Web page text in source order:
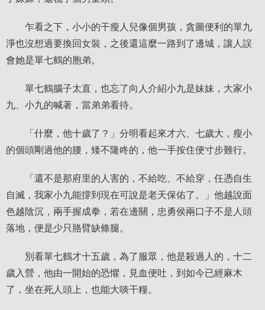
乍看之下，小小的干瘦人兒像個男孩，貪圖便利的單九
淨也沒想過要換回女裝，之後還這麼一路到了邊城，讓人誤
會她是單七鶴的胞弟。
單七鶴腦子太直，也忘了向人介紹小九是妹妹，大家小
九、小九的喊著，當弟弟看待。
「什麼，他十歲了？」分明看起來才六、七歲大，瘦小
的個頭剛過他的腰，矮不隆咚的，他一手按住便寸步難行。
「還不是那府里的人害的，不給吃、不給穿，任憑自生
自滅，我家小九能撐到現在可說是老天保佑了。」他越說面
色越陰沉，兩手握成拳，若在邊關，忠勇侯兩口子不是人頭
落地，便是少只胳臂缺條腿。
別看單七鶴才十五歲，為了服眾，他是殺過人的，十二
歲入營，他由一開始的恐懼，見血便吐，到如今已經麻木
了，坐在死人頭上，也能大啖干糧。